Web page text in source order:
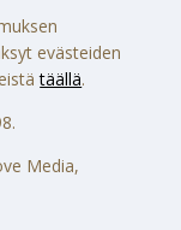
evästeiden
täällä.
Media,